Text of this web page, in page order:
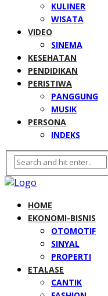
KULINER
WISATA
VIDEO
SINEMA
KESEHATAN
PENDIDIKAN
PERISTIWA
PANGGUNG
MUSIK
PERSONA
INDEKS
HOME
EKONOMI-BISNIS
OTOMOTIF
SINYAL
PROPERTI
ETALASE
CANTIK